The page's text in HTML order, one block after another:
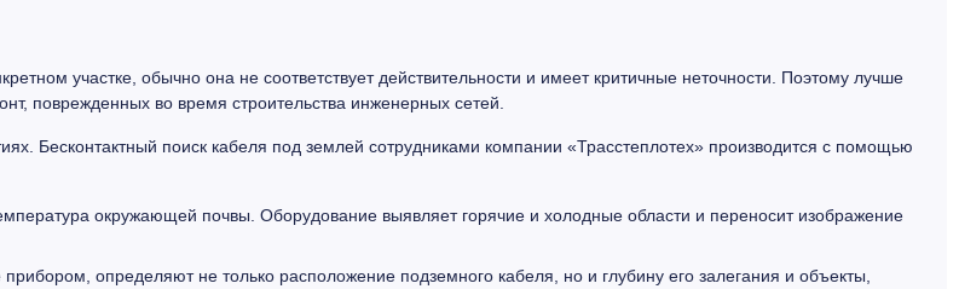
участке, обычно она не соответствует действительности и имеет критичные неточности. Поэтому лучше
поврежденных во время строительства инженерных сетей.
Бесконтактный поиск кабеля под землей сотрудниками компании «Трасстеплотех» производится с помощью
окружающей почвы. Оборудование выявляет горячие и холодные области и переносит изображение
определяют не только расположение подземного кабеля, но и глубину его залегания и объекты,